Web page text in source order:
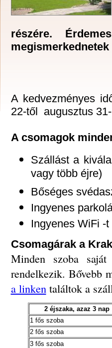
részére.
A kedvezményes
22-től augusztus
A csomagok
Szállást a
vagy több éjre)
Bőséges
Ingyenes
Ingyenes WiFi -
Csomagárak a
Minden szoba
rendelkezik. Bővebb
a linkentaláltok a
2 éjszaka, azaz 3 nap
1 fős szoba
2 fős szoba
3 fős szoba